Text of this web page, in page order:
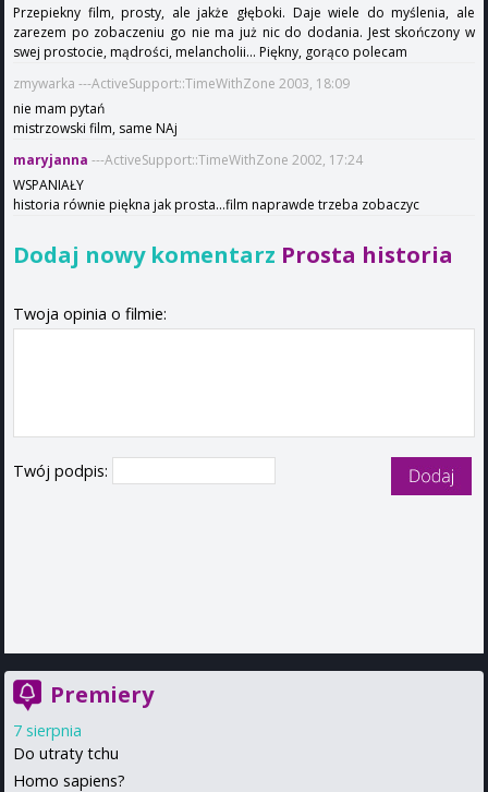
Przepiekny film, prosty, ale jakże głęboki. Daje wiele do myślenia, ale
zarezem po zobaczeniu go nie ma już nic do dodania. Jest skończony w
swej prostocie, mądrości, melancholii... Piękny, gorąco polecam
zmywarka ---ActiveSupport::TimeWithZone 2003, 18:09
nie mam pytań
mistrzowski film, same NAj
maryjanna ---ActiveSupport::TimeWithZone 2002, 17:24
WSPANIAŁY
historia równie piękna jak prosta...film naprawde trzeba zobaczyc
Dodaj nowy komentarz Prosta historia
Twoja opinia o filmie:
Twój podpis:
Premiery
7 sierpnia
Do utraty tchu
Homo sapiens?